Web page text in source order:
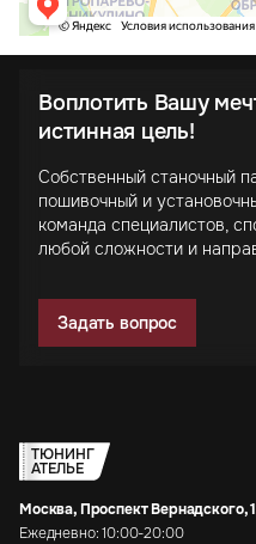
Воплотить Вашу
истинная цель!
Собственный станочный
пошивочный и
команда специалистов,
любой сложности и
Задать вопрос
ТЮНИНГ
АТЕЛЬЕ
Москва, Проспект Вернадского,
Ежедневно: 10:00-20:00